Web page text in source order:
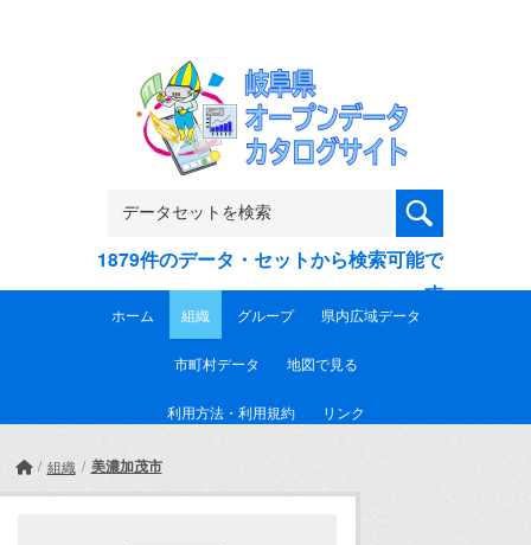
1879件のデータ・セットから検索可能で
す
ホーム 組織 グループ 県内広域データ
市町村データ 地図で見る
利用方法・利用規約 リンク
組織 美濃加茂市